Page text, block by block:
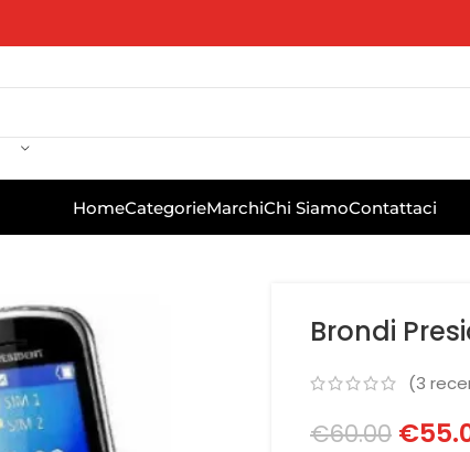
HomeCategorieMarchiChi SiamoContattaci
Brondi
(3
€60.00 €